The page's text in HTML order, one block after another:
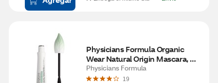
Physicians Formula Organic
Wear Natural Origin Mascara,
Black
Physicians Formula
19